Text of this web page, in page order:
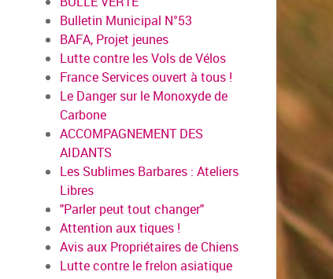
Bulletin Municipal N°53
BAFA, Projet jeunes
Lutte contre les Vols de Vélos
France Services ouvert à tous !
Le Danger sur le Monoxyde de
Carbone
ACCOMPAGNEMENT DES
AIDANTS
Les Sublimes Barbares : Ateliers
Libres
"Parler peut tout changer"
Attention aux tiques !
Avis aux Propriétaires de Chiens
Lutte contre le frelon asiatique